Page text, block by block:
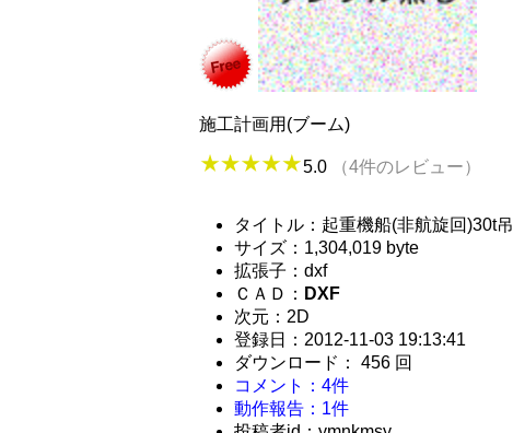
施工計画用(ブーム)
5.0 （4件のレビュー）
タイトル：起重機船(非航旋回)30t吊
サイズ：1,304,019 byte
拡張子：dxf
ＣＡＤ： DXF
次元：2D
登録日：2012-11-03 19:13:41
ダウンロード： 456 回
コメント：4件
動作報告：1件